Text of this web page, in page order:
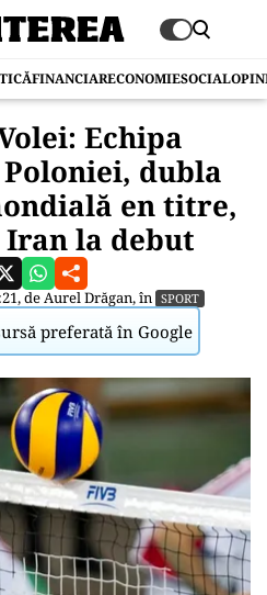
FINANCIARECONOMIESOCIAL
Echipa
dubla
en titre,
la debut
deAurel Drăgan, în SPORT
preferată în Google